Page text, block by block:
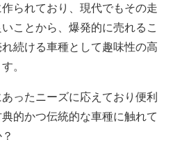
られており、現代でもその走
ことから、爆発的に売れるこ
続ける車種として趣味性の高
。
ったニーズに応えており便利
的かつ伝統的な車種に触れて